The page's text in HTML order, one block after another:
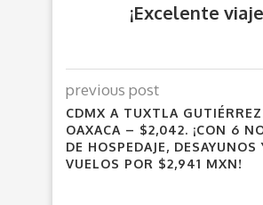
¡Excelente
previous post
CDMX A TUXTLA
OAXACA – $2,042. ¡CON 6
DE HOSPEDAJE, DESAYUNOS
VUELOS POR $2,941 MXN!